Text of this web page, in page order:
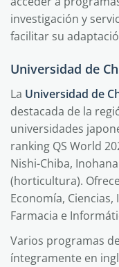
investigación y
facilitar su
Universidad de
La Universidad de
destacada de la
universidades
ranking QS World
Nishi-Chiba,
(horticultura).
Economía,
Farmacia e
Varios programas
íntegramente en